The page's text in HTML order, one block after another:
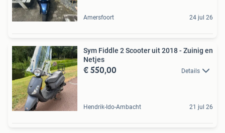
Amersfoort 24 jul 26
Sym Fiddle 2 Scooter uit 2018 - Zuinig en
Netjes
€ 550,00 Details
Hendrik-Ido-Ambacht 21 jul 26